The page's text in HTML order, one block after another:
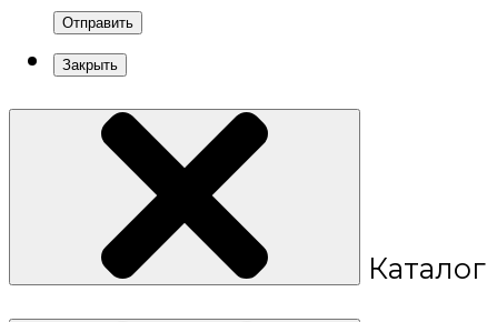
Отправить
Закрыть
Каталог